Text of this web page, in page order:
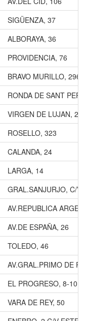
SIGÜENZA, 37
ALBORAYA, 36
PROVIDENCIA, 76
BRAVO MURILLO, 296
RONDA DE SANT
VIRGEN DE LUJAN, 22
ROSELLO, 323
CALANDA, 24
LARGA, 14
GRAL.SANJURJO, C/V
AV.REPUBLICA
AV.DE ESPAÑA, 26
TOLEDO, 46
AV.GRAL.PRIMO DE
EL PROGRESO, 8-10
VARA DE REY, 50